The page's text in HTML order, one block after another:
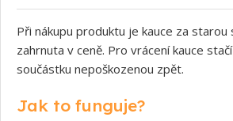
Při nákupu produktu je kauce za starou
zahrnuta v ceně. Pro vrácení kauce
součástku nepoškozenou zpět.
Jak to funguje?